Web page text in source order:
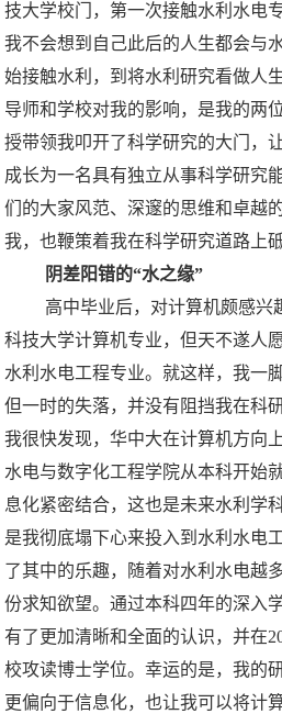
技大学校门，第一次接触水利水电
我不会想到自己此后的人生都会与
始接触水利，到将水利研究看做人
导师和学校对我的影响，是我的两
授带领我叩开了科学研究的大门，
成长为一名具有独立从事科学研究
们的大家风范、深邃的思维和卓越
我，也鞭策着我在科学研究道路上
阴差阳错的“水之缘”
高中毕业后，对计算机颇感兴
科技大学计算机专业，但天不遂人
水利水电工程专业。就这样，我一
但一时的失落，并没有阻挡我在科
我很快发现，华中大在计算机方向
水电与数字化工程学院从本科开始
息化紧密结合，这也是未来水利学
是我彻底塌下心来投入到水利水电
了其中的乐趣，随着对水利水电越
份求知欲望。通过本科四年的深入
有了更加清晰和全面的认识，并在
校攻读博士学位。幸运的是，我的
更偏向于信息化，也让我可以将计